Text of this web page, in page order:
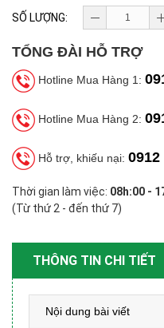
SỐ LƯỢNG:
TỔNG ĐÀI HỖ TRỢ
Hotline Mua Hàng 1:
Hotline Mua Hàng 2:
Hỗ trợ, khiếu nại: 0912
Thời gian làm việc: 08h:00 -
(Từ thứ 2 - đến thứ 7)
THÔNG TIN CHI TIẾT
Nội dung bài viết